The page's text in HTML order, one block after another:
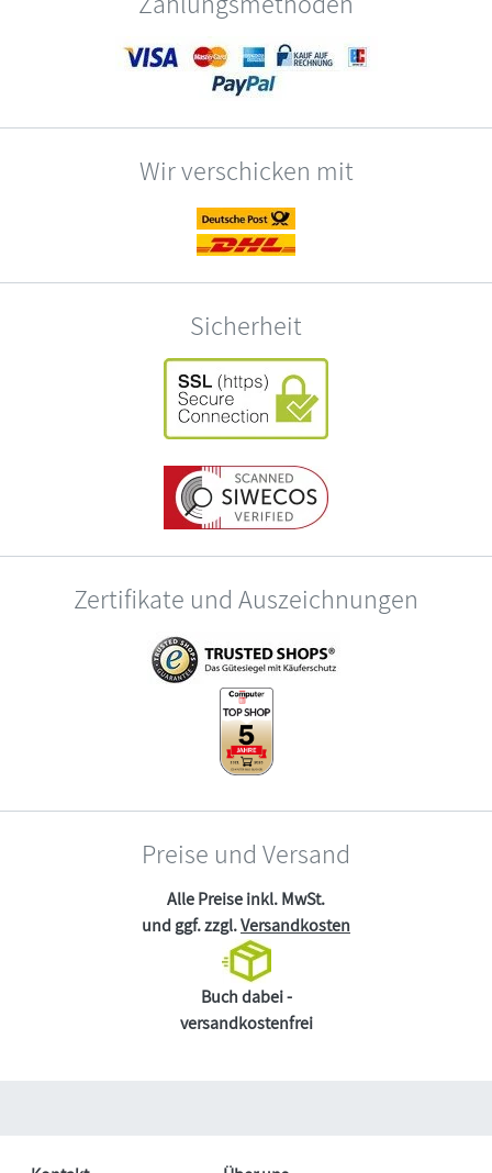
Wir verschicken mit
Sicherheit
Zertifikate und Auszeichnungen
Preise und Versand
Alle Preise inkl. MwSt.
und ggf. zzgl.Versandkosten
Buch dabei -
versandkostenfrei